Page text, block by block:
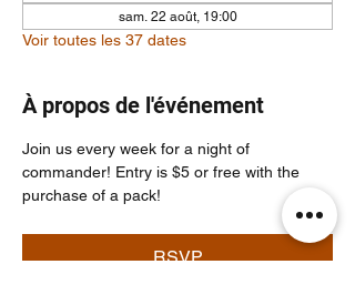
sam. 22 août, 19:00
Voir toutes les 37 dates
À propos de l'événement
Join us every week for a night of
commander! Entry is $5 or free with the
purchase of a pack!
RSVP